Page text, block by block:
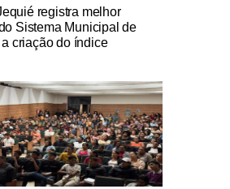
registra melhor
Sistema Municipal de
criação do índice